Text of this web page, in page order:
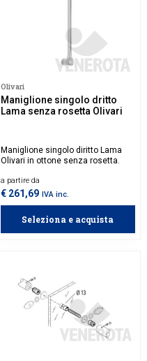
Olivari
Maniglione singolo dritto
Lama senza rosetta Olivari
Maniglione singolo diritto Lama
Olivari in ottone senza rosetta.
a partire da
€ 261,69 IVA inc.
Seleziona e acquista